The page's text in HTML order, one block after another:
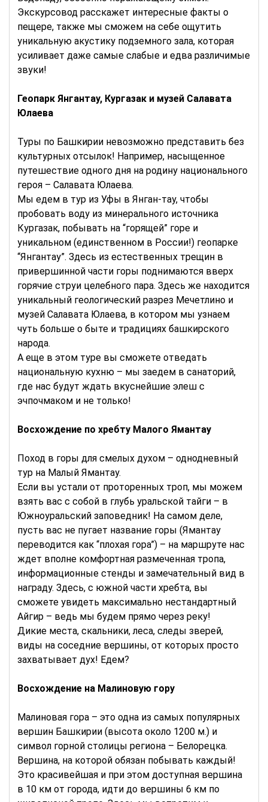
Экскурсовод расскажет интересные факты о
пещере, также мы сможем на себе ощутить
уникальную акустику подземного зала, которая
усиливает даже самые слабые и едва различимые
звуки!
Геопарк Янгантау, Кургазак и музей Салавата
Юлаева
Туры по Башкирии невозможно представить без
культурных отсылок! Например, насыщенное
путешествие одного дня на родину национального
героя – Салавата Юлаева.
Мы едем в тур из Уфы в Янган-тау, чтобы
пробовать воду из минерального источника
Кургазак, побывать на “горящей” горе и
уникальном (единственном в России!) геопарке
“Янгантау”. Здесь из естественных трещин в
привершинной части горы поднимаются вверх
горячие струи целебного пара. Здесь же находится
уникальный геологический разрез Мечетлино и
музей Салавата Юлаева, в котором мы узнаем
чуть больше о быте и традициях башкирского
народа.
А еще в этом туре вы сможете отведать
национальную кухню – мы заедем в санаторий,
где нас будут ждать вкуснейшие элеш с
эчпочмаком и не только!
Восхождение по хребту Малого Ямантау
Поход в горы для смелых духом – однодневный
тур на Малый Ямантау.
Если вы устали от проторенных троп, мы можем
взять вас с собой в глубь уральской тайги – в
Южноуральский заповедник! На самом деле,
пусть вас не пугает название горы (Ямантау
переводится как “плохая гора”) – на маршруте нас
ждет вполне комфортная размеченная тропа,
информационные стенды и замечательный вид в
награду. Здесь, с южной части хребта, вы
сможете увидеть максимально нестандартный
Айгир – ведь мы будем прямо через реку!
Дикие места, скальники, леса, следы зверей,
виды на соседние вершины, от которых просто
захватывает дух! Едем?
Восхождение на Малиновую гору
Малиновая гора – это одна из самых популярных
вершин Башкирии (высота около 1200 м.) и
символ горной столицы региона – Белорецка.
Вершина, на которой обязан побывать каждый!
Это красивейшая и при этом доступная вершина
в 10 км от города, идти до вершины 6 км по